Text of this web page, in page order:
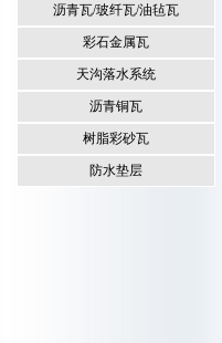
沥青瓦/玻纤瓦/油毡瓦
彩石金属瓦
天沟落水系统
沥青铜瓦
树脂彩砂瓦
防水垫层